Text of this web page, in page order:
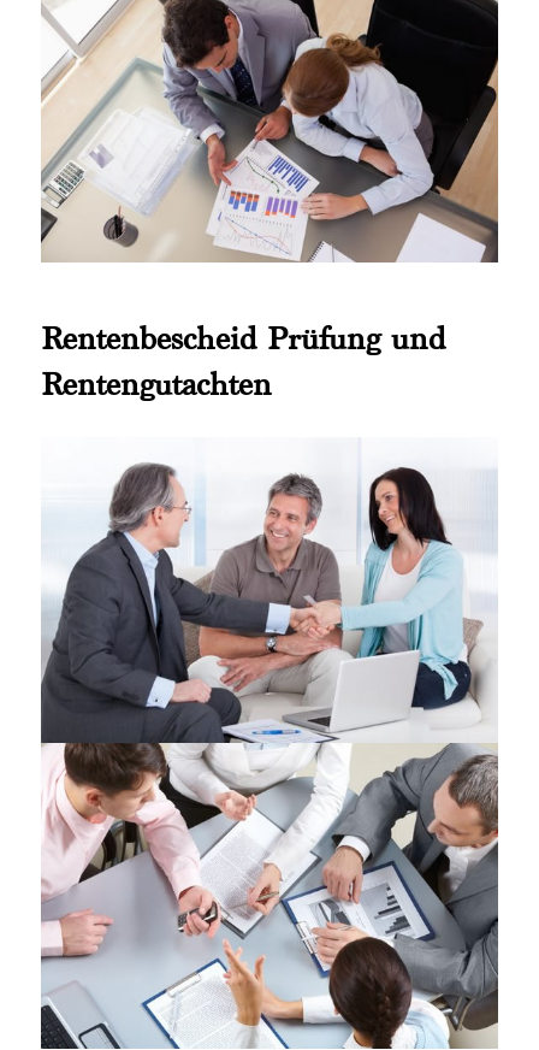
Rentenbescheid Prüfung und
Rentengutachten